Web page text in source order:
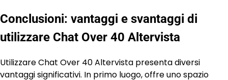
Conclusioni: vantaggi e svantaggi di
utilizzare Chat Over 40 Altervista
Utilizzare Chat Over 40 Altervista presenta diversi
vantaggi significativi. In primo luogo, offre uno spazio